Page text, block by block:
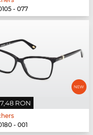
- 077
RON
- 001